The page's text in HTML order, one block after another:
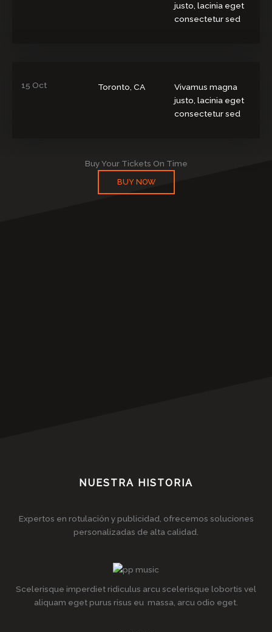
justo, lacinia eget
consectetur sed
15 Oct Toronto, CA
Vivamus magna
justo, lacinia eget
consectetur sed
Buy Your Tickets On Time
BUY NOW
NUESTRA HISTORIA
Expertos en rotulación y publicidad, ofrecemos soluciones
personalizadas de alta calidad.
Scelerisque imperdiet ridiculus arcu scelerisque lobortis vel
aliquam eget purus risus eu massa, arcu odio eget.